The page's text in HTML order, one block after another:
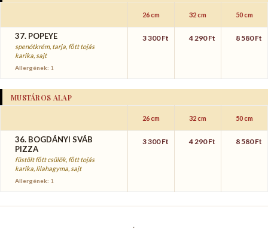
26 cm 32 cm 50 cm
37. POPEYE
spenótkrém, tarja, főtt tojás
karika, sajt
Allergének: 1
3 300 Ft 4 290 Ft 8 580 Ft
MUSTÁROS ALAP
26 cm 32 cm 50 cm
36. BOGDÁNYI SVÁB
PIZZA
füstölt főtt csülök, főtt tojás
karika, lilahagyma, sajt
Allergének: 1
3 300 Ft 4 290 Ft 8 580 Ft
.